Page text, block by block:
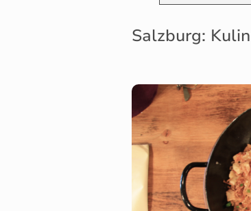
Salzburg: